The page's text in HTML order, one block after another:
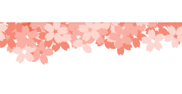
ン
テ
ン